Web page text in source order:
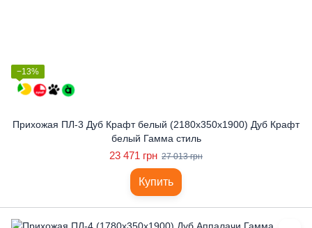
−13%
Прихожая ПЛ-3 Дуб Крафт белый (2180x350x1900) Дуб Крафт
белый Гамма стиль
23 471 грн 27 013 грн
Купить